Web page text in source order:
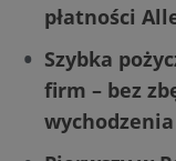
płatności
Szybka
firm – bez